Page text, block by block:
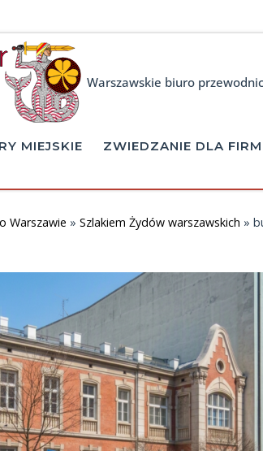
Warszawskie biuro
MIEJSKIE ZWIEDZANIE DLA FIRM
Warszawie » Szlakiem Żydów warszawskich »